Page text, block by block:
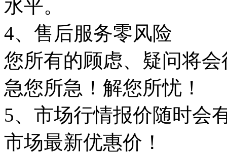
水平。
4、售后服务零风险
您所有的顾虑、疑问将
急您所急！解您所忧！
5、市场行情报价随时会
市场最新优惠价！